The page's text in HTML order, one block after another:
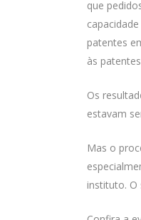
que
patentes
às
Os
estavam
Mas o
instituto.